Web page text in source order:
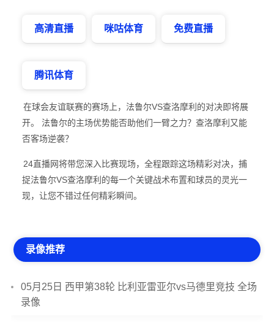
高清直播 咪咕体育 免费直播
腾讯体育
在球会友谊联赛的赛场上，法鲁尔VS查洛摩利的对决即将展
开。 法鲁尔的主场优势能否助他们一臂之力？查洛摩利又能
否客场逆袭？
24直播网将带您深入比赛现场，全程跟踪这场精彩对决，捕
捉法鲁尔VS查洛摩利的每一个关键战术布置和球员的灵光一
现，让您不错过任何精彩瞬间。
录像推荐
05月25日 西甲第38轮 比利亚雷亚尔vs马德里竞技 全场
录像